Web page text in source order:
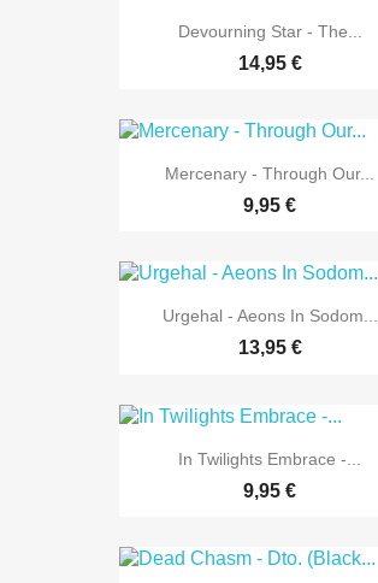
Devourning Star - The...
14,95 €
Mercenary - Through Our...
9,95 €
Urgehal - Aeons In Sodom...
13,95 €
In Twilights Embrace -...
9,95 €